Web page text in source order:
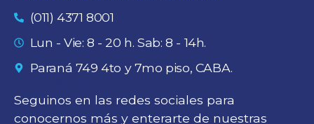
(011) 4371 8001
Lun - Vie: 8 - 20 h. Sab: 8 - 14h.
Paraná 749 4to y 7mo piso, CABA.
Seguinos en las redes sociales para
conocernos más y enterarte de nuestras